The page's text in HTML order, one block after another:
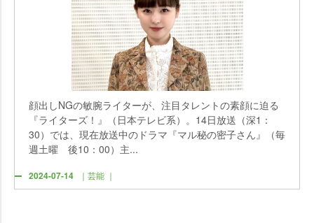
顔出しNGの敏腕ライターが、注目タレントの素顔に迫る
『ライターズ！』（日本テレビ系）。14日放送（深1：
30）では、現在放送中のドラマ『マル秘の密子さん』（毎
週土曜 後10：00）主...
2024-07-14 ｜芸能 ｜